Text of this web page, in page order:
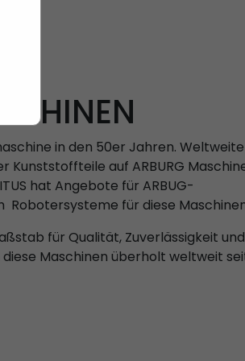
in den 50er Jahren. Weltweite
Kunststoffteile auf ARBURG
hat Angebote für ARBUG-
für diese
für Qualität, Zuverlässigkeit und
Maschinen überholt weltweit